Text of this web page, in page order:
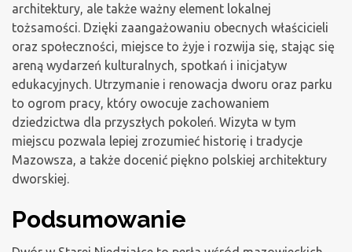
architektury, ale także ważny element lokalnej
tożsamości. Dzięki zaangażowaniu obecnych właścicieli
oraz społeczności, miejsce to żyje i rozwija się, stając się
areną wydarzeń kulturalnych, spotkań i inicjatyw
edukacyjnych. Utrzymanie i renowacja dworu oraz parku
to ogrom pracy, który owocuje zachowaniem
dziedzictwa dla przyszłych pokoleń. Wizyta w tym
miejscu pozwala lepiej zrozumieć historię i tradycje
Mazowsza, a także docenić piękno polskiej architektury
dworskiej.
Podsumowanie